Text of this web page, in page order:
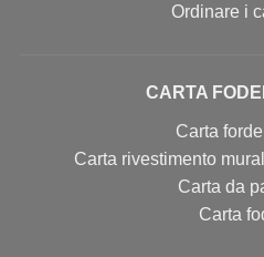
Ordinare i
CARTA
Carta
Carta rivestimento
Carta da
Carta